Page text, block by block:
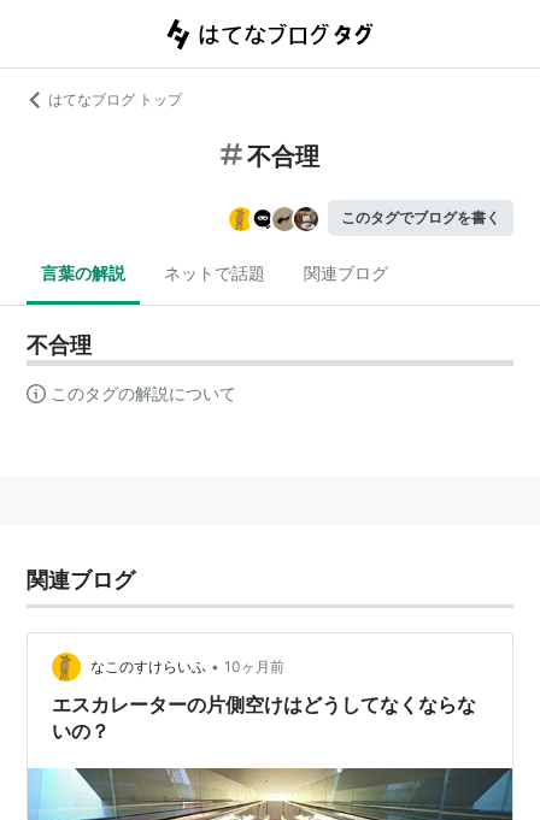
はてなブログ トップ
不合理
このタグでブログを書く
言葉の解説 ネットで話題 関連ブログ
不合理
このタグの解説について
関連ブログ
なこのすけらいふ • 10ヶ月前
エスカレーターの片側空けはどうしてなくならな
いの？